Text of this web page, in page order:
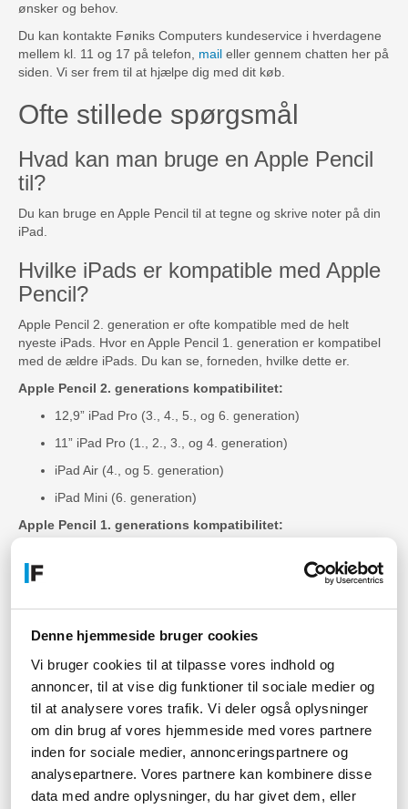
Denne hjemmeside bruger cookies
Vi bruger cookies til at tilpasse vores indhold og
annoncer, til at vise dig funktioner til sociale medier og
til at analysere vores trafik. Vi deler også oplysninger
om din brug af vores hjemmeside med vores partnere
inden for sociale medier, annonceringspartnere og
analysepartnere. Vores partnere kan kombinere disse
data med andre oplysninger, du har givet dem, eller
ønsker og behov.
Du kan kontakte Føniks Computers kundeservice i hverdagene
mellem kl. 11 og 17 på telefon, mail eller gennem chatten her på
siden. Vi ser frem til at hjælpe dig med dit køb.
Ofte stillede spørgsmål
Hvad kan man bruge en Apple Pencil
til?
Du kan bruge en Apple Pencil til at tegne og skrive noter på din
iPad.
Hvilke iPads er kompatible med Apple
Pencil?
Apple Pencil 2. generation er ofte kompatible med de helt
nyeste iPads. Hvor en Apple Pencil 1. generation er kompatibel
med de ældre iPads. Du kan se, forneden, hvilke dette er.
Apple Pencil 2. generations kompatibilitet:
12,9” iPad Pro (3., 4., 5., og 6. generation)
11” iPad Pro (1., 2., 3., og 4. generation)
iPad Air (4., og 5. generation)
iPad Mini (6. generation)
Apple Pencil 1. generations kompatibilitet:
iPad Mini (5. generation)
12,9” iPad Pro (1., og 2. generation)
10,5” iPad Pro
9,7” iPad Pro
Hvordan tilslutter man Apple Pencil til
en iPad?
Du tilslutter din Apple Pen sammen med din iPad, første gang
du bruger den, ved at indsætte den i din iPad som når du skal